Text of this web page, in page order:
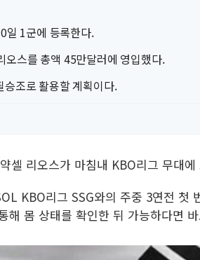
일 1군에 등록한다.
오스를 총액 45만달러에 영입했다.
조로 활용할 계획이다.
셀 리오스가 마침내 KBO리그 무대에
KBO리그 SSG와의 주중 3연전 첫
몸 상태를 확인한 뒤 가능하다면